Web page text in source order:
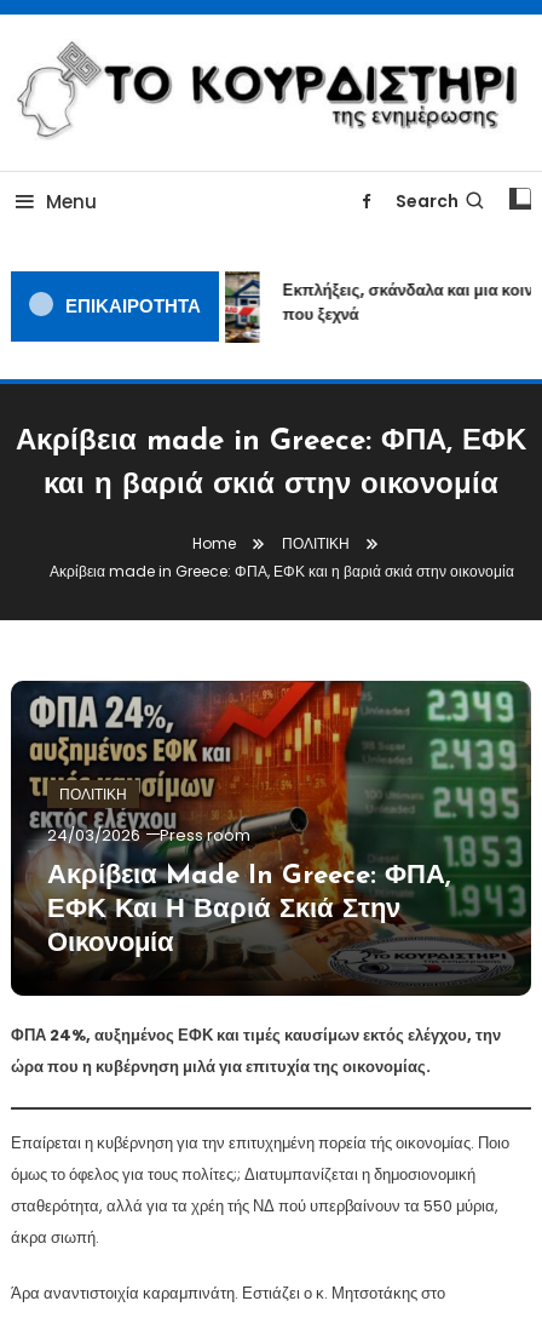
Skip
Content
TOKOURDISTIRI.GR
Menu Search
ΕΠΙΚΑΙΡΟΤΗΤΑ
Εκπλήξεις, σκάνδαλα και μια
που ξεχνά
Ακρίβεια made in Greece: ΦΠΑ, ΕΦΚ
και η βαριά σκιά στην οικονομία
Home
ΠΟΛΙΤΙΚΗ
Ακρίβεια made in Greece: ΦΠΑ, ΕΦΚ και η βαριά σκιά στην οικονομία
ΠΟΛΙΤΙΚΗ
24/03/2026 Press room
Ακρίβεια Made In Greece: ΦΠΑ,
ΕΦΚ Και Η Βαριά Σκιά Στην
Οικονομία
ΦΠΑ 24%, αυξημένος ΕΦΚ και τιμές καυσίμων εκτός ελέγχου, την
ώρα που η κυβέρνηση μιλά για επιτυχία της οικονομίας.
Επαίρεται η κυβέρνηση για την επιτυχημένη πορεία τής οικονομίας. Ποιο
όμως το όφελος για τους πολίτες;; Διατυμπανίζεται η δημοσιονομική
σταθερότητα, αλλά για τα χρέη τής ΝΔ πού υπερβαίνουν τα 550 μύρια,
άκρα σιωπή.
Άρα αναντιστοιχία καραμπινάτη. Εστιάζει ο κ. Μητσοτάκης στο